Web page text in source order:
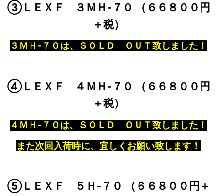
③ＬＥＸＦ ３ＭＨ‐７０ （６６８００円
＋税）
３ＭＨ‐７０は、ＳＯＬＤ ＯＵＴ致しました！
④ＬＥＸＦ ４ＭＨ‐７０ （６６８００円
＋税）
４ＭＨ‐７０は、ＳＯＬＤ ＯＵＴ致しました！
また次回入荷時に、宜しくお願い致します！
⑤ＬＥＸＦ ５Ｈ‐７０ （６６８００円＋